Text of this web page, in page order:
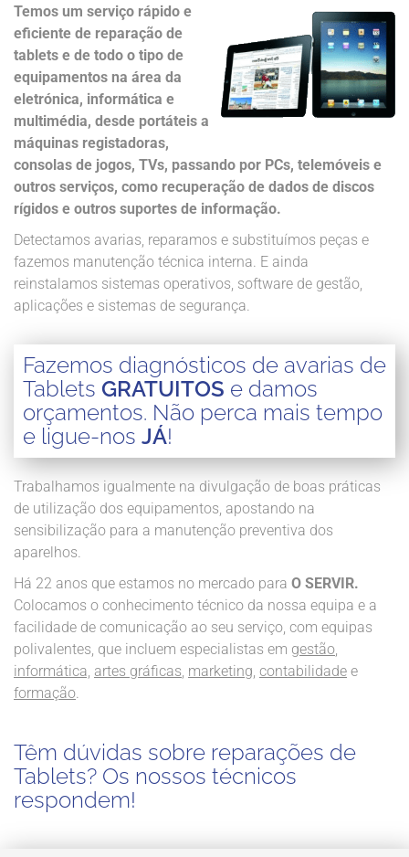
Temos um serviço rápido e
eficiente de reparação de
tablets e de todo o tipo de
equipamentos na área da
eletrónica, informática e
multimédia, desde portáteis a
máquinas registadoras,
consolas de jogos, TVs, passando por PCs, telemóveis e
outros serviços, como recuperação de dados de discos
rígidos e outros suportes de informação.
Detectamos avarias, reparamos e substituímos peças e
fazemos manutenção técnica interna. E ainda
reinstalamos sistemas operativos, software de gestão,
aplicações e sistemas de segurança.
Fazemos diagnósticos de avarias de
Tablets GRATUITOS e damos
orçamentos. Não perca mais tempo
e ligue-nos JÁ!
Trabalhamos igualmente na divulgação de boas práticas
de utilização dos equipamentos, apostando na
sensibilização para a manutenção preventiva dos
aparelhos.
Há 22 anos que estamos no mercado para O SERVIR.
Colocamos o conhecimento técnico da nossa equipa e a
facilidade de comunicação ao seu serviço, com equipas
polivalentes, que incluem especialistas em gestão,
informática, artes gráficas, marketing, contabilidade e
formação.
Têm dúvidas sobre reparações de
Tablets? Os nossos técnicos
respondem!